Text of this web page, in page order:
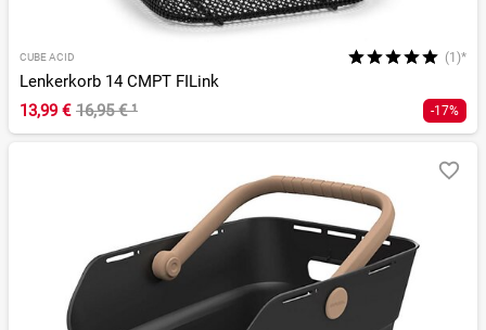
CUBE ACID (1)*
Lenkerkorb 14 CMPT FILink
13,99 € 16,95 €¹ -17%